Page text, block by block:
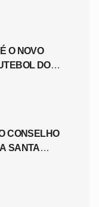
O NOVO
DO
CONSELHO
SANTA